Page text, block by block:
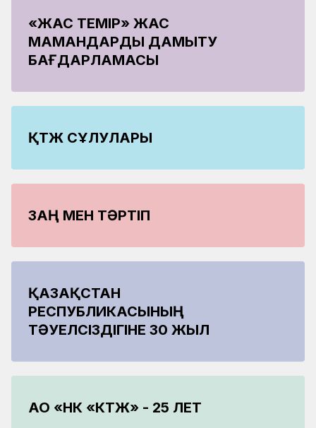
«ЖАС ТЕМІР» ЖАС
МАМАНДАРДЫ ДАМЫТУ
БАҒДАРЛАМАСЫ
ҚТЖ СҰЛУЛАРЫ
ЗАҢ МЕН ТӘРТІП
ҚАЗАҚСТАН
РЕСПУБЛИКАСЫНЫҢ
ТӘУЕЛСІЗДІГІНЕ 30 ЖЫЛ
АО «НК «КТЖ» - 25 ЛЕТ